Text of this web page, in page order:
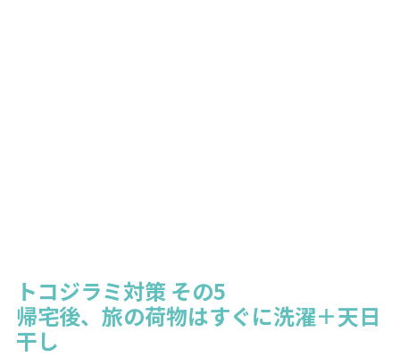
トコジラミ対策 その5
帰宅後、旅の荷物はすぐに洗濯＋天日
干し